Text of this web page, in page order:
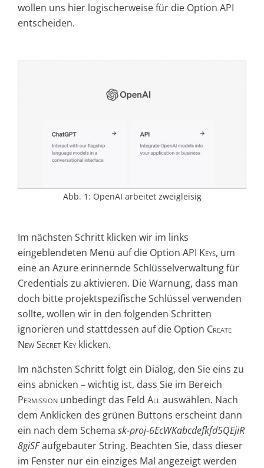
wollen uns hier logischerweise für die Option API
entscheiden.
Abb. 1: OpenAI arbeitet zweigleisig
Im nächsten Schritt klicken wir im links
eingeblendeten Menü auf die Option API Keys, um
eine an Azure erinnernde Schlüsselverwaltung für
Credentials zu aktivieren. Die Warnung, dass man
doch bitte projektspezifische Schlüssel verwenden
sollte, wollen wir in den folgenden Schritten
ignorieren und stattdessen auf die Option Create
New Secret Key klicken.
Im nächsten Schritt folgt ein Dialog, den Sie eins zu
eins abnicken – wichtig ist, dass Sie im Bereich
Permission unbedingt das Feld Allauswählen. Nach
dem Anklicken des grünen Buttons erscheint dann
ein nach dem Schema sk-proj-6EcWKabcdefkfd5QEjiR
8giSFaufgebauter String. Beachten Sie, dass dieser
im Fenster nur ein einziges Mal angezeigt werden